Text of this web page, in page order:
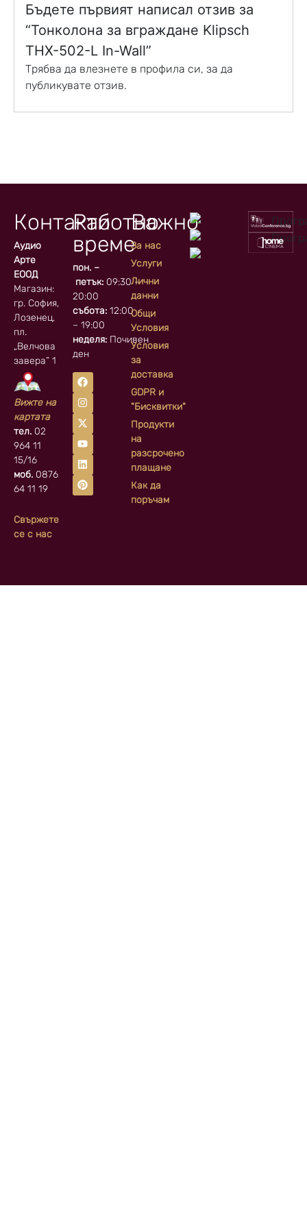
Бъдете първият написал отзив за
“Тонколона за вграждане Klipsch
THX-502-L In-Wall”
Трябва да влезнете в профила си, за да
публикувате отзив.
Контакти
Аудио
Арте
ЕООД
Магазин:
гр. София, кв.
Лозенец,
пл.
„Велчова
завера” 1
Вижте на
картата
тел. 02
964 11
15/16
моб. 0876
64 11 19
Свържете
се с нас
Работно
време
пон. –
петък:09:30 –
20:00
събота:12:00
– 19:00
неделя:Почивен
ден
Важно
За нас
Услуги
Лични
данни
Общи
Условия
Условия
за
доставка
GDPR и
"Бисквитки"
Продукти
на
разсрочено
плащане
Как да
поръчам